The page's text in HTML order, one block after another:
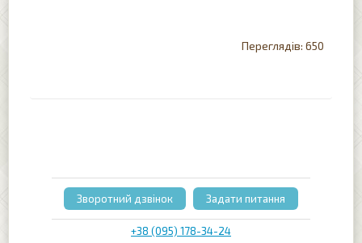
650
+38 (095) 178-34-24
Зворотний дзвінок Задати питання